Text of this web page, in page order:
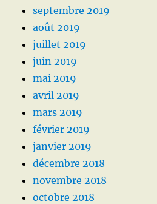
septembre 2019
août 2019
juillet 2019
juin 2019
mai 2019
avril 2019
mars 2019
février 2019
janvier 2019
décembre 2018
novembre 2018
octobre 2018